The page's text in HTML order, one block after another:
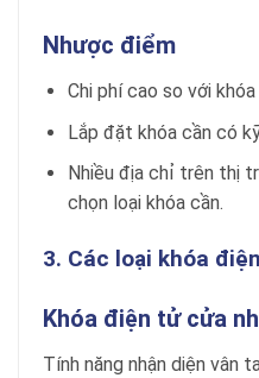
Nhược điểm
Chi phí cao so với
Lắp đặt khóa cần có
Nhiều địa chỉ trên thị
chọn loại khóa cần.
3. Các loại khóa
Khóa điện tử cửa
Tính năng nhận diện vân